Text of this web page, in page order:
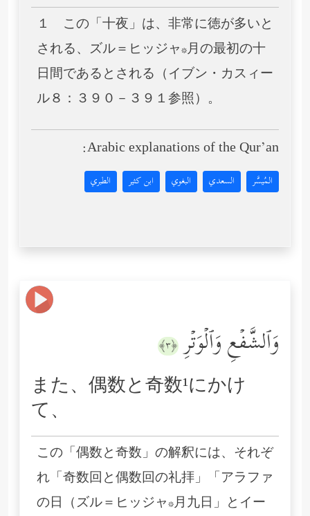
１ この「十夜」は、非常に徳が多いと
される、ズル＝ヒッジャ*月の最初の十
日間であるとされる（イブン・カスィー
ル８：３９０－３９１参照）。
Arabic explanations of the Qur’an:
المُيسَّر السعدي البغوي ابن كثير الطبري
وَٱلشَّفۡعِ وَٱلۡوَتۡرِ ﴿٣﴾
また、偶数と奇数¹にかけ
て、
この「偶数と奇数」の解釈には、それぞ
れ「奇数回と偶数回の礼拝」「アラファ
の日（ズル＝ヒッジャ*月九日」とイー